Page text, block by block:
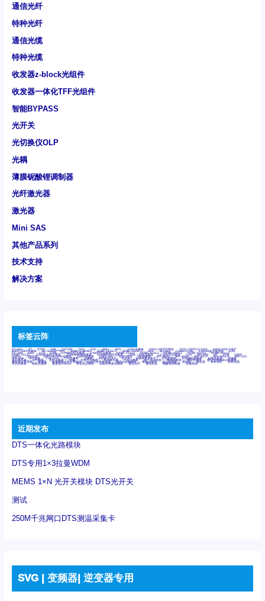
通信光纤
特种光纤
通信光缆
特种光缆
收发器z-block光组件
收发器一体化TFF光组件
智能BYPASS
光开关
光切换仪OLP
光耦
薄膜铌酸锂调制器
光纤激光器
激光器
Mini SAS
其他产品系列
技术支持
解决方案
标签云阵
6Tx6Rx 8T 8T8R 24R 24T24R 24Tx 25G 48Rx 48Tx 100G光模块 400G OSFP光模块 400G QSFP112 DR4 800G DR8 OSFP
800G OSFP光模块 AD7606国产替代 AFBR-57B4APZ AFBR-1528CZ AFBR-2528CZ AOC Bypass Camera Link CWDM波分复用器 DAS
DC~4M DSS DTS DVS GYMB光纤连接器 GYM光纤连接器 HFBR-1531Z HFBR-2531Z HFBR-4501Z HFBR-4503Z HFBR-4511Z
HFBR-4513Z J599A6光纤连接器 J599A8光电连接器 J599MT光纤连接器 J599Ⅰ光电连接器 LC超短型光模块 LGA Mini SAS MT POB QSFP
QSFP+ QSFP28 QSFP28 100G光模块 QSFP28笼座 QSFP 40G QSFP笼座 RP连接器 SFF-8431 SFF-8436 SFF-8472 SFF-8654 4i SFP 10G
SFP MSA SFP笼座 Z-BLOCK 万兆交换机 交换机 光切换仪OLP 光开关 光模块笼子座子 光电探测器 光电编码器模块 光电连接器 光端机
光纤激光器 光纤跳线 光纤连接器 光耦 全国产交换机 军品级光耦 千兆交换机 国产化光模块 射频光模块 微型光模块 微型可插拔BGA光模块
微型波分复用器 探测器 收发模块光学引擎组件 机架式光纤收发器 模拟光发射模块 模拟光器件 波分复用器 测试版 激光器 特种光纤 特种光缆
百兆交换机 相机光模块 紧凑型DWDM 网管型交换机 表贴式单路光模块 通信光纤 通信光缆 铌酸锂调制器 高速线缆
近期发布
DTS一体化光路模块
DTS专用1×3拉曼WDM
MEMS 1×N 光开关模块 DTS光开关
测试
250M千兆网口DTS测温采集卡
SVG | 变频器| 逆变器专用